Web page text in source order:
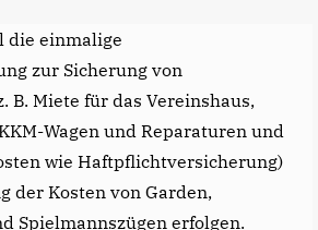
die einmalige
zur Sicherung von
B. Miete für das Vereinshaus,
Wagen und Reparaturen und
wie Haftpflichtversicherung)
der Kosten von Garden,
Spielmannszügen erfolgen.